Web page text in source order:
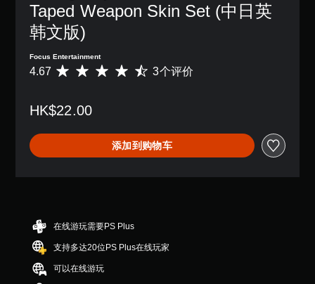
Taped Weapon Skin Set (中日英
韩文版)
Focus Entertainment
平
价
.
6
分
颗
星
，
4.67 3个评价
HK$22.00
添加到购物车
在线游玩需要PS Plus
支持多达20位PS Plus在线玩家
可以在线游玩